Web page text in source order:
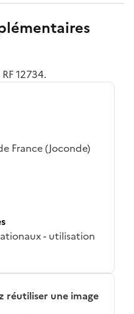
12734.
France (Joconde)
- utilisation
réutiliser une image